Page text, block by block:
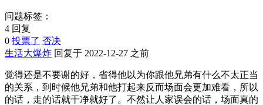
问题标签：
4 回复
0 投票了 否决
生活大爆炸 回复于 2022-12-27 之前
觉得还是不要谢的好，省得他以为你跟他兄弟有什么不太正当
的关系，到时候他兄弟和他打起来反而场面会更加难看，所以
的话，走的话就干净就好了。不然让人家误会的话，场面真的